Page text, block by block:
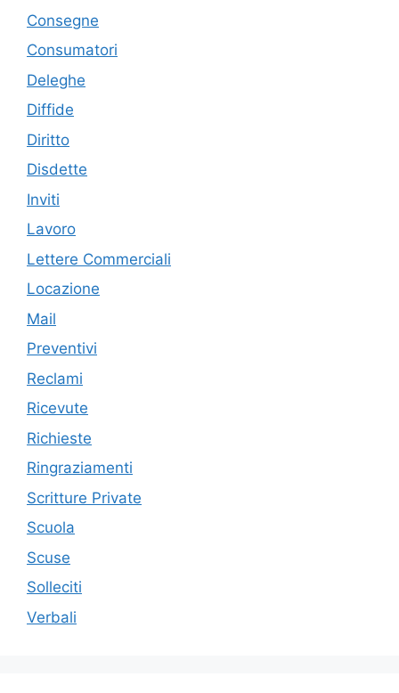
Consegne
Consumatori
Deleghe
Diffide
Diritto
Disdette
Inviti
Lavoro
Lettere Commerciali
Locazione
Mail
Preventivi
Reclami
Ricevute
Richieste
Ringraziamenti
Scritture Private
Scuola
Scuse
Solleciti
Verbali